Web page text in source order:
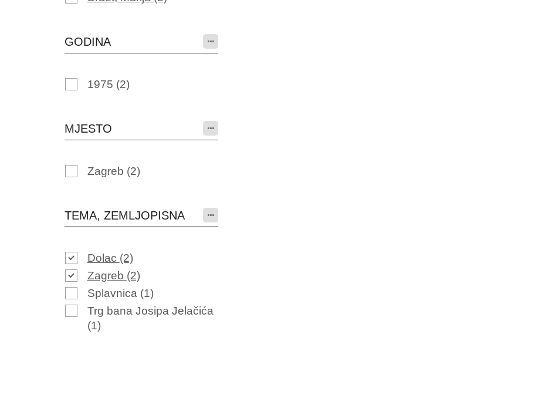
GODINA
1975 (2)
MJESTO
Zagreb (2)
TEMA, ZEMLJOPISNA
Dolac (2)
Zagreb (2)
Splavnica (1)
Trg bana Josipa Jelačića
(1)